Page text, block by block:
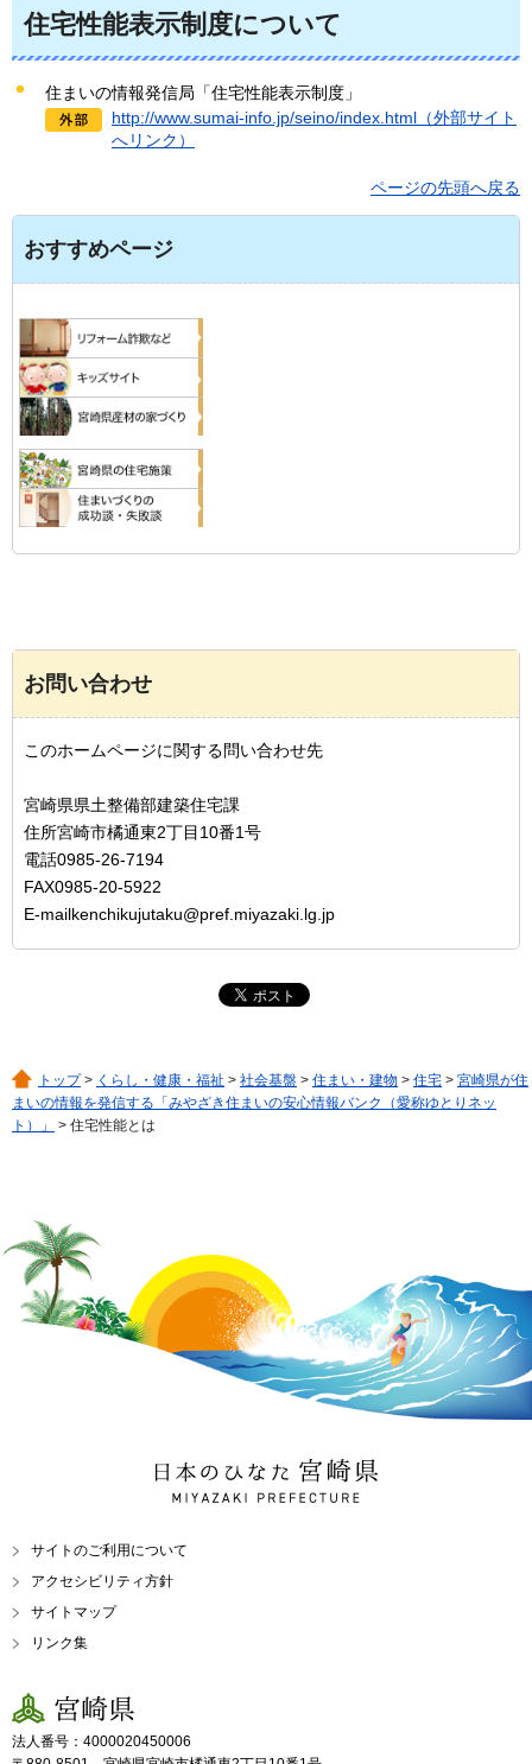
住宅性能表示制度について
住まいの情報発信局「住宅性能表示制度」
http://www.sumai-info.jp/seino/index.html（外部サイト
へリンク）
ページの先頭へ戻る
おすすめページ
お問い合わせ
このホームページに関する問い合わせ先
宮崎県県土整備部建築住宅課
住所宮崎市橘通東2丁目10番1号
電話0985-26-7194
FAX0985-20-5922
E-mailkenchikujutaku@pref.miyazaki.lg.jp
トップ> くらし・健康・福祉 > 社会基盤 > 住まい・建物 > 住宅 > 宮崎県が住
まいの情報を発信する「みやざき住まいの安心情報バンク（愛称ゆとりネッ
ト）」
> 住宅性能とは
日本のひなた 宮崎県
MIYAZAKI PREFECTURE
サイトのご利用について
アクセシビリティ方針
サイトマップ
リンク集
宮崎県
法人番号：4000020450006